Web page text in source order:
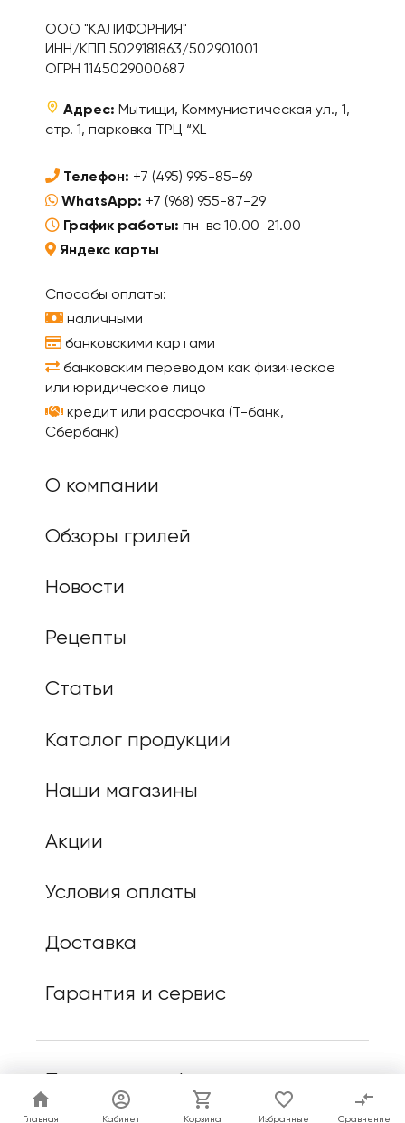
Главная Кабинет Корзина Избранные Сравнение
Главная Кабинет Корзина Избранные Сравнение
ООО "КАЛИФОРНИЯ"
ИНН/КПП 5029181863/502901001
ОГРН 1145029000687
Адрес: Мытищи, Коммунистическая ул., 1,
стр. 1, парковка ТРЦ “XL
Телефон: +7 (495) 995-85-69
WhatsApp: +7 (968) 955-87-29
График работы: пн-вс 10.00-21.00
Яндекс карты
Способы оплаты:
наличными
банковскими картами
банковским переводом как физическое
или юридическое лицо
кредит или рассрочка (Т-банк,
Сбербанк)
О компании
Обзоры грилей
Новости
Рецепты
Статьи
Каталог продукции
Наши магазины
Акции
Условия оплаты
Доставка
Гарантия и сервис